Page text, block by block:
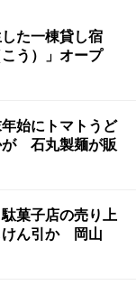
た一棟貸し宿
う）」オープ
始にトマトうど
が 石丸製麺が販
菓子店の売り上
ん引か 岡山